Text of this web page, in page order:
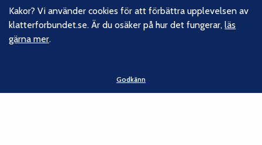
Följ oss
Nyhetsbrev
Kakor? Vi använder cookies för att förbättra upplevelsen av
klatterforbundet.se. Är du osäker på hur det fungerar,läs
gärna mer.
Godkänn